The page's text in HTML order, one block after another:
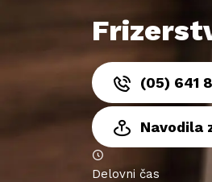
(05) 641
Navodila
Delovni čas